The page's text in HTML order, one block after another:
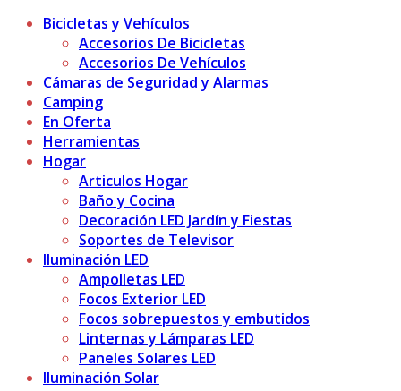
Bicicletas y Vehículos
Accesorios De Bicicletas
Accesorios De Vehículos
Cámaras de Seguridad y Alarmas
Camping
En Oferta
Herramientas
Hogar
Articulos Hogar
Baño y Cocina
Decoración LED Jardín y Fiestas
Soportes de Televisor
Iluminación LED
Ampolletas LED
Focos Exterior LED
Focos sobrepuestos y embutidos
Linternas y Lámparas LED
Paneles Solares LED
Iluminación Solar